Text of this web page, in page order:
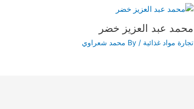
محمد عبد العزيز خضر
تجارة مواد غذائية / By محمد شعراوي